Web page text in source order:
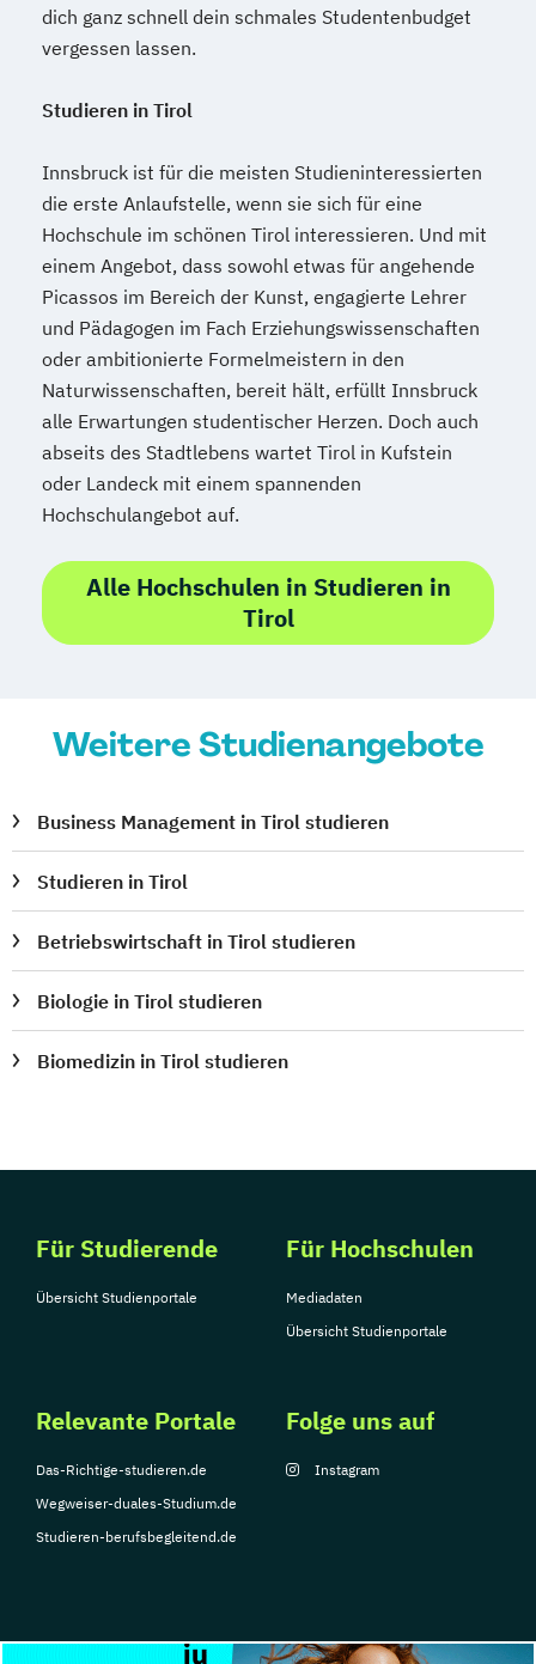
dich ganz schnell dein schmales Studentenbudget
vergessen lassen.
Studieren in Tirol
Innsbruck ist für die meisten Studieninteressierten
die erste Anlaufstelle, wenn sie sich für eine
Hochschule im schönen Tirol interessieren. Und mit
einem Angebot, dass sowohl etwas für angehende
Picassos im Bereich der Kunst, engagierte Lehrer
und Pädagogen im Fach Erziehungswissenschaften
oder ambitionierte Formelmeistern in den
Naturwissenschaften, bereit hält, erfüllt Innsbruck
alle Erwartungen studentischer Herzen. Doch auch
abseits des Stadtlebens wartet Tirol in Kufstein
oder Landeck mit einem spannenden
Hochschulangebot auf.
Alle Hochschulen in Studieren in
Tirol
Weitere Studienangebote
Business Management in Tirol studieren
Studieren in Tirol
Betriebswirtschaft in Tirol studieren
Biologie in Tirol studieren
Biomedizin in Tirol studieren
Für Studierende
Übersicht Studienportale
Für Hochschulen
Mediadaten
Übersicht Studienportale
Relevante Portale
Das-Richtige-studieren.de
Wegweiser-duales-Studium.de
Studieren-berufsbegleitend.de
Folge uns auf
Instagram